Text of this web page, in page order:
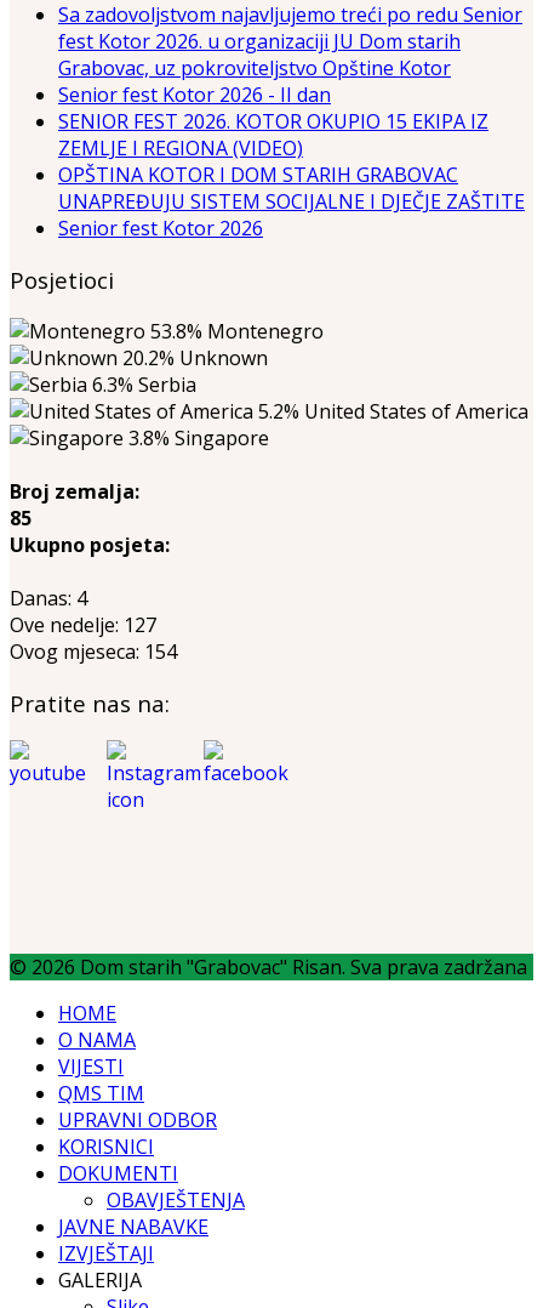
Sa zadovoljstvom najavljujemo treći po redu Senior
fest Kotor 2026. u organizaciji JU Dom starih
Grabovac, uz pokroviteljstvo Opštine Kotor
Senior fest Kotor 2026 - II dan
SENIOR FEST 2026. KOTOR OKUPIO 15 EKIPA IZ
ZEMLJE I REGIONA (VIDEO)
OPŠTINA KOTOR I DOM STARIH GRABOVAC
UNAPREĐUJU SISTEM SOCIJALNE I DJEČJE ZAŠTITE
Senior fest Kotor 2026
Posjetioci
53.8% Montenegro
20.2% Unknown
6.3% Serbia
5.2% United States of America
3.8% Singapore
Broj zemalja:
85
Ukupno posjeta:
Danas: 4
Ove nedelje: 127
Ovog mjeseca: 154
Pratite nas na:
© 2026 Dom starih "Grabovac" Risan. Sva prava zadržana
HOME
O NAMA
VIJESTI
QMS TIM
UPRAVNI ODBOR
KORISNICI
DOKUMENTI
OBAVJEŠTENJA
JAVNE NABAVKE
IZVJEŠTAJI
GALERIJA